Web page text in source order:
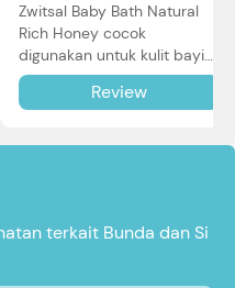
Zwitsal Baby Bath Natural
Rich Honey cocok
digunakan untuk kulit bayi
baru lahir bahkan kulit
sensitif sekalipun. Simak
Review
terkait Bunda dan Si